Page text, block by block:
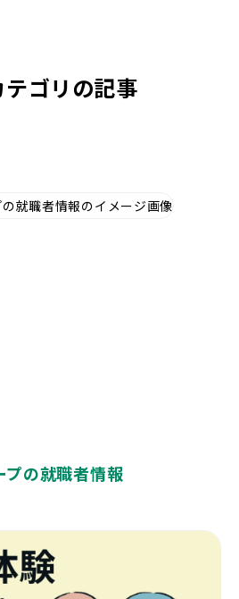
テゴリの記事
プの就職者情報